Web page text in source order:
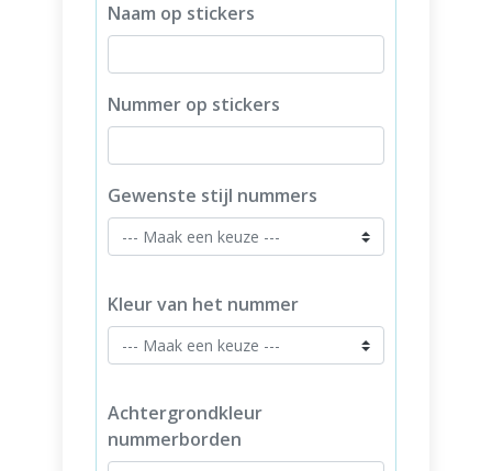
Naam op stickers
Nummer op stickers
Gewenste stijl nummers
Kleur van het nummer
Achtergrondkleur
nummerborden